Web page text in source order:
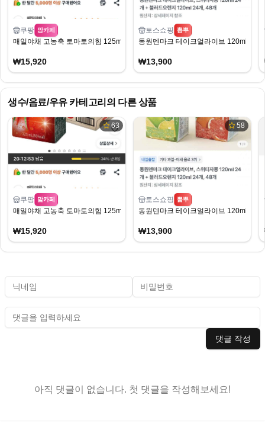
쿠팡 맘카페
매일야채 고농축 토마토의힘 125ml 24개
₩15,920
토스쇼핑 뽐뿌
동원덴마크 테이크얼라이브 120ml 스
₩13,900
생수/음료/우유카테고리의 다른 상품
63
쿠팡 맘카페
매일야채 고농축 토마토의힘 125ml 24개
₩15,920
58
토스쇼핑 뽐뿌
동원덴마크 테이크얼라이브 120ml 스
₩13,900
댓글 작성
아직 댓글이 없습니다. 첫 댓글을 작성해보세요!